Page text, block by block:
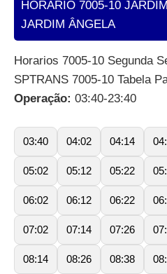
HORARIO 7005-10
JARDIM ÂNGELA
Horarios 7005-10 Segunda
SPTRANS 7005-10 Tabela
Operação: 03:40-23:40
03:40 04:02 04:14
05:02 05:12 05:22
06:02 06:12 06:22
07:02 07:14 07:26
08:14 08:26 08:38